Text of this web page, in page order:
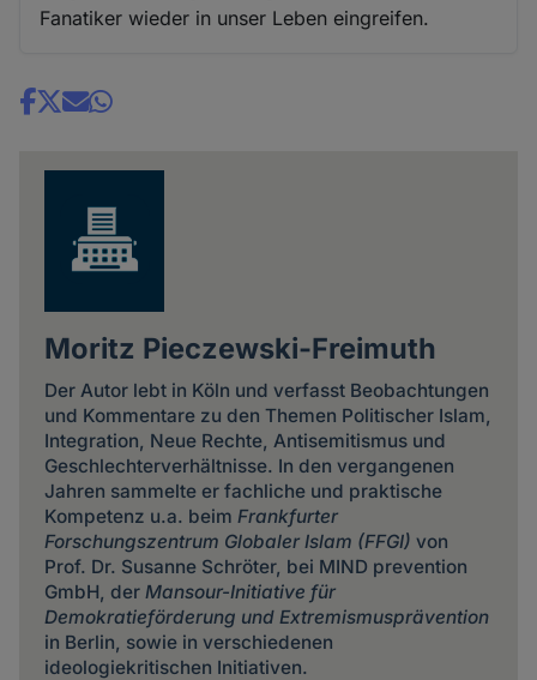
Fanatiker wieder in unser Leben eingreifen.
Share
Moritz Pieczewski-Freimuth
Der Autor lebt in Köln und verfasst Beobachtungen
und Kommentare zu den Themen Politischer Islam,
Integration, Neue Rechte, Antisemitismus und
Geschlechterverhältnisse. In den vergangenen
Jahren sammelte er fachliche und praktische
Kompetenz u.a. beim Frankfurter
Forschungszentrum Globaler Islam (FFGI) von
Prof. Dr. Susanne Schröter, bei MIND prevention
GmbH, der Mansour-Initiative für
Demokratieförderung und Extremismusprävention
in Berlin, sowie in verschiedenen
ideologiekritischen Initiativen.